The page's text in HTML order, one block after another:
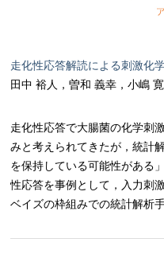
走化性応答解読による刺激化
田中 裕人，曽和 義幸，小嶋
走化性応答で大腸菌の化学刺
みと考えられてきたが，統計
を保持している可能性がある
性応答を事例として，入力刺
ベイズの枠組みでの統計解析